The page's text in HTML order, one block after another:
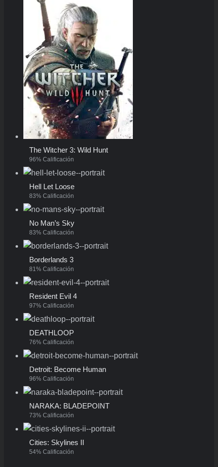
The Witcher 3: Wild Hunt
96% Calificación
Hell Let Loose
83% Calificación
No Man’s Sky
83% Calificación
Borderlands 3
81% Calificación
Resident Evil 4
97% Calificación
DEATHLOOP
76% Calificación
Detroit: Become Human
96% Calificación
NARAKA: BLADEPOINT
73% Calificación
Cities: Skylines II
54% Calificación